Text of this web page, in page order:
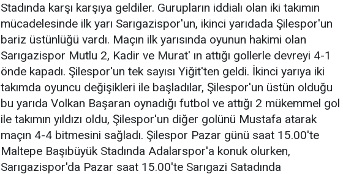
Stadında karşı karşıya geldiler. Gurupların iddialı olan iki takımın
mücadelesinde ilk yarı Sarıgazispor'un, ikinci yarıdada Şilespor'un
bariz üstünlüğü vardı. Maçın ilk yarısında oyunun hakimi olan
Sarıgazispor Mutlu 2, Kadir ve Murat' ın attığı gollerle devreyi 4-1
önde kapadı. Şilespor'un tek sayısı Yiğit'ten geldi. İkinci yarıya iki
takımda oyuncu değişikleri ile başladılar, Şilespor'un üstün olduğu
bu yarıda Volkan Başaran oynadığı futbol ve attığı 2 mükemmel gol
ile takımın yıldızı oldu, Şilespor'un diğer golünü Mustafa atarak
maçın 4-4 bitmesini sağladı. Şilespor Pazar günü saat 15.00'te
Maltepe Başıbüyük Stadında Adalarspor'a konuk olurken,
Sarıgazispor'da Pazar saat 15.00'te Sarıgazi Satadında